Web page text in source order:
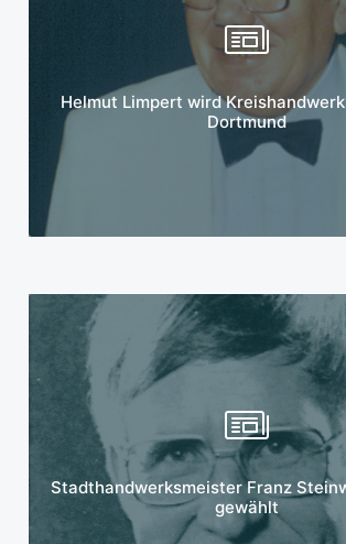
Helmut Limpert wird
Dortmund
Mehr erfahren
Stadthandwerksmeister Franz
gewählt
Mehr erfahren